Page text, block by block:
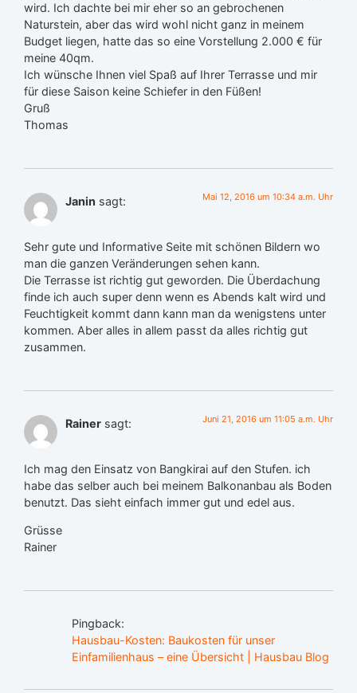
wird. Ich dachte bei mir eher so an gebrochenen
Naturstein, aber das wird wohl nicht ganz in meinem
Budget liegen, hatte das so eine Vorstellung 2.000 € für
meine 40qm.
Ich wünsche Ihnen viel Spaß auf Ihrer Terrasse und mir
für diese Saison keine Schiefer in den Füßen!
Gruß
Thomas
Janin sagt: Mai 12, 2016 um 10:34 a.m. Uhr
Sehr gute und Informative Seite mit schönen Bildern wo
man die ganzen Veränderungen sehen kann.
Die Terrasse ist richtig gut geworden. Die Überdachung
finde ich auch super denn wenn es Abends kalt wird und
Feuchtigkeit kommt dann kann man da wenigstens unter
kommen. Aber alles in allem passt da alles richtig gut
zusammen.
Rainer sagt: Juni 21, 2016 um 11:05 a.m. Uhr
Ich mag den Einsatz von Bangkirai auf den Stufen. ich
habe das selber auch bei meinem Balkonanbau als Boden
benutzt. Das sieht einfach immer gut und edel aus.
Grüsse
Rainer
Pingback:
Hausbau-Kosten: Baukosten für unser
Einfamilienhaus – eine Übersicht | Hausbau Blog